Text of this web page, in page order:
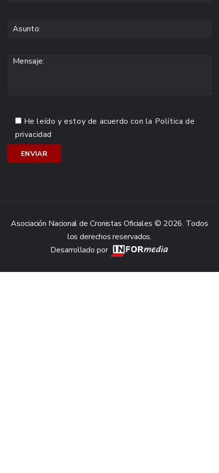
He leído y estoy de acuerdo con la Política de
privacidad
Asociación Nacional de Cronistas Oficiales © 2026. Todos
los derechos reservados.
Desarrollado por